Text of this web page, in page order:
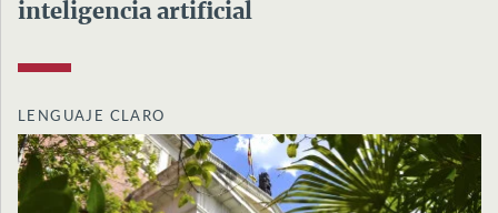
inteligencia artificial
LENGUAJE CLARO